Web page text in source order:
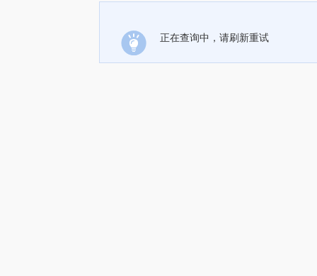
正在查询中，请刷新重试